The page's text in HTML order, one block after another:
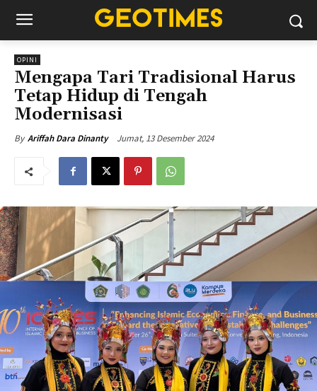
OPINI
Mengapa Tari Tradisional Harus
Tetap Hidup di Tengah
Modernisasi
By Ariffah Dara Dinanty Jumat, 13 Desember 2024